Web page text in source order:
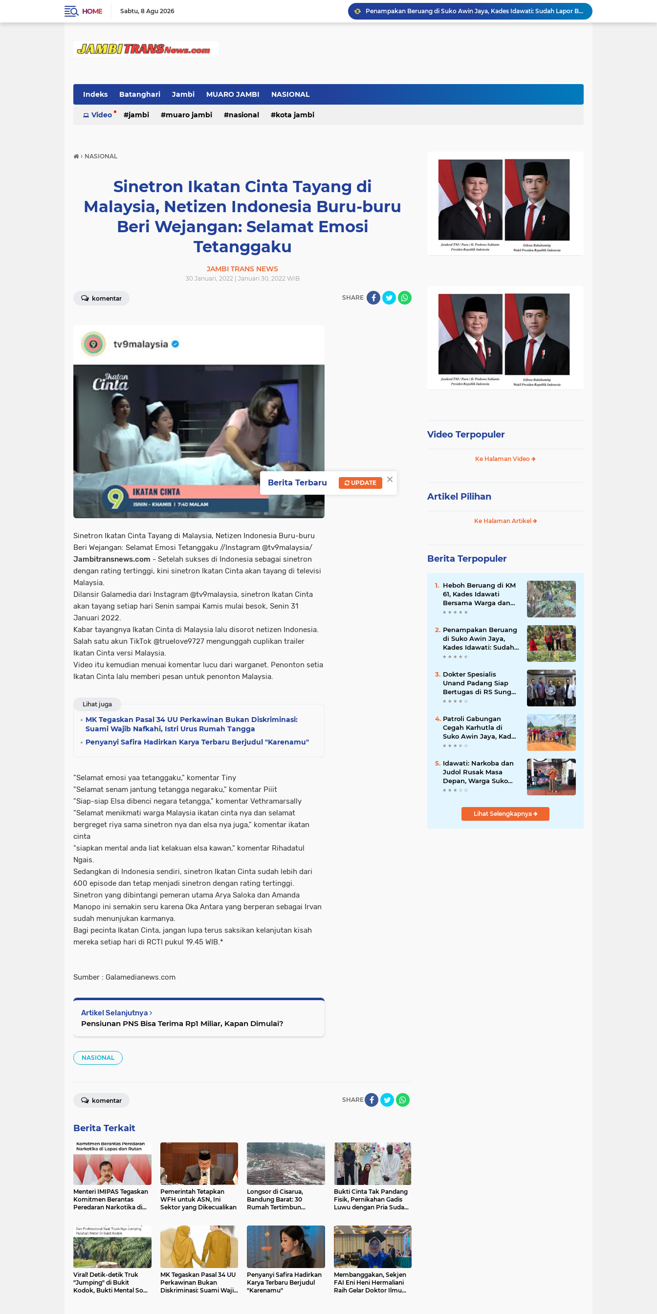
HOME Sabtu 8 Agu 2026
Heboh Beruang di KM 61, Kades Idawati Bersama Warga dan BPD Turun Langsung ke Lokasi
Bupati BBS Perkenalkan Program BERBAKTI di HUT Desa Mingkung Jaya
Akhirnya Dievakuasi! BKSDA Jambi Amankan Beruang Madu di Suko Awin Jaya
Indeks Batanghari Jambi MUARO JAMBI NASIONAL
Video jambi muaro jambi nasional kota jambi
› NASIONAL
Sinetron Ikatan Cinta Tayang di
Malaysia, Netizen Indonesia Buru-buru
Beri Wejangan: Selamat Emosi
Tetanggaku
JAMBI TRANS NEWS
30 Januari, 2022 | Januari 30, 2022 WIB
komentar SHARE
Sinetron Ikatan Cinta Tayang di Malaysia, Netizen Indonesia Buru-buru
Beri Wejangan: Selamat Emosi Tetanggaku //Instagram @tv9malaysia/
Jambitransnews.com - Setelah sukses di Indonesia sebagai sinetron
dengan rating tertinggi, kini sinetron Ikatan Cinta akan tayang di televisi
Malaysia.
Dilansir Galamedia dari Instagram @tv9malaysia, sinetron Ikatan Cinta
akan tayang setiap hari Senin sampai Kamis mulai besok, Senin 31
Januari 2022.
Kabar tayangnya Ikatan Cinta di Malaysia lalu disorot netizen Indonesia.
Salah satu akun TikTok @truelove9727 mengunggah cuplikan trailer
Ikatan Cinta versi Malaysia.
Video itu kemudian menuai komentar lucu dari warganet. Penonton setia
Ikatan Cinta lalu memberi pesan untuk penonton Malaysia.
Lihat juga
MK Tegaskan Pasal 34 UU Perkawinan Bukan Diskriminasi:
Suami Wajib Nafkahi, Istri Urus Rumah Tangga
Penyanyi Safira Hadirkan Karya Terbaru Berjudul "Karenamu"
"Selamat emosi yaa tetanggaku," komentar Tiny
"Selamat senam jantung tetangga negaraku," komentar Piiit
"Siap-siap Elsa dibenci negara tetangga," komentar Vethramarsally
"Selamat menikmati warga Malaysia ikatan cinta nya dan selamat
bergreget riya sama sinetron nya dan elsa nya juga," komentar ikatan
cinta
"siapkan mental anda liat kelakuan elsa kawan," komentar Rihadatul
Ngais.
Sedangkan di Indonesia sendiri, sinetron Ikatan Cinta sudah lebih dari
600 episode dan tetap menjadi sinetron dengan rating tertinggi.
Sinetron yang dibintangi pemeran utama Arya Saloka dan Amanda
Manopo ini semakin seru karena Oka Antara yang berperan sebagai Irvan
sudah menunjukan karmanya.
Bagi pecinta Ikatan Cinta, jangan lupa terus saksikan kelanjutan kisah
mereka setiap hari di RCTI pukul 19.45 WIB.*
Sumber : Galamedianews.com
Artikel Selanjutnya
Pensiunan PNS Bisa Terima Rp1 Miliar, Kapan Dimulai?
NASIONAL
SHARE
komentar
Berita Terkait
Menteri IMIPAS Tegaskan
Komitmen Berantas
Peredaran Narkotika di
Pemerintah Tetapkan
WFH untuk ASN, Ini
Sektor yang Dikecualikan
Longsor di Cisarua,
Bandung Barat: 30
Rumah Tertimbun
Bukti Cinta Tak Pandang
Fisik, Pernikahan Gadis
Luwu dengan Pria Sudan
Viral! Detik-detik Truk
"Jumping" di Bukit
Kodok, Bukti Mental Sopir
MK Tegaskan Pasal 34 UU
Perkawinan Bukan
Diskriminasi: Suami Wajib
Penyanyi Safira Hadirkan
Karya Terbaru Berjudul
"Karenamu"
Membanggakan, Sekjen
FAI Eni Heni Hermaliani
Raih Gelar Doktor Ilmu
Video Terpopuler
Ke Halaman Video
Artikel Pilihan
Ke Halaman Artikel
Berita Terpopuler
Heboh Beruang di KM
61, Kades Idawati
Bersama Warga dan
BPD Turun Langsung
Penampakan Beruang
di Suko Awin Jaya,
Kades Idawati: Sudah
Lapor BKSDA Jambi
Dokter Spesialis
Unand Padang Siap
Bertugas di RS Sungai
Bahar, Bupati BBS
Patroli Gabungan
Cegah Karhutla di
Suko Awin Jaya, Kades
Idawati Gandeng PT
Idawati: Narkoba dan
Judol Rusak Masa
Depan, Warga Suko
Awin Jaya Diminta
Lihat Selengkapnya
×
Berita Terbaru UPDATE